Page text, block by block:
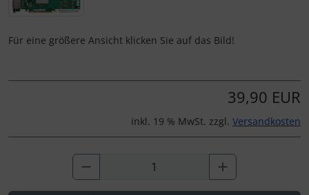
Für eine größere Ansicht klicken Sie auf das Bild!
39,90 EUR
inkl. 19 % MwSt. zzgl. Versandkosten